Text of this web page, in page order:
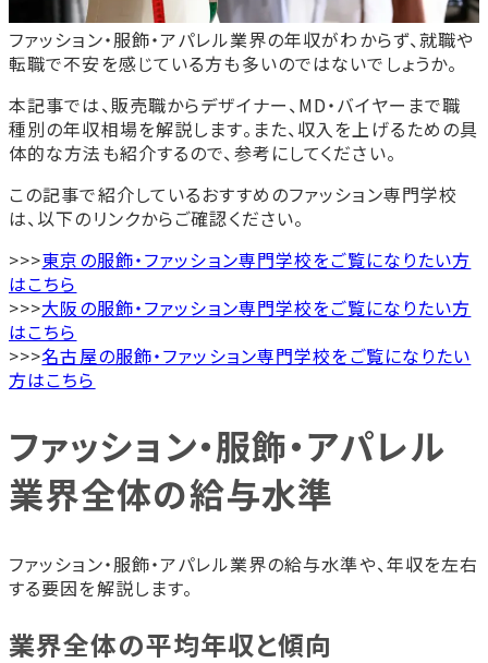
ファッション・服飾・アパレル業界の年収がわからず、就職や
転職で不安を感じている方も多いのではないでしょうか。
本記事では、販売職からデザイナー、MD・バイヤーまで職
種別の年収相場を解説します。また、収入を上げるための具
体的な方法も紹介するので、参考にしてください。
この記事で紹介しているおすすめのファッション専門学校
は、以下のリンクからご確認ください。
>>>東京の服飾・ファッション専門学校をご覧になりたい方
はこちら
>>>大阪の服飾・ファッション専門学校をご覧になりたい方
はこちら
>>>名古屋の服飾・ファッション専門学校をご覧になりたい
方はこちら
ファッション・服飾・アパレル
業界全体の給与水準
ファッション・服飾・アパレル業界の給与水準や、年収を左右
する要因を解説します。
業界全体の平均年収と傾向